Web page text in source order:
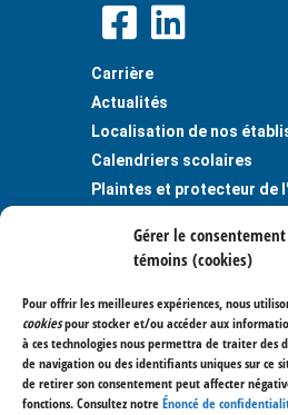
Gérer le
témoins (cookies)
Pour offrir les meilleures expériences, nous
cookiespour stocker et/ou accéder aux
à ces technologies nous permettra de traiter des
de navigation ou des identifiants uniques sur ce
de retirer son consentement peut affecter
fonctions. Consultez notreÉnoncé de
Carrière
Actualités
Localisation de nos
Calendriers scolaires
Plaintes et protecteur de
Règlements et politiques
Centre de services
Trois-Lacs
400, avenue Saint-
Vaudreuil-Dorion